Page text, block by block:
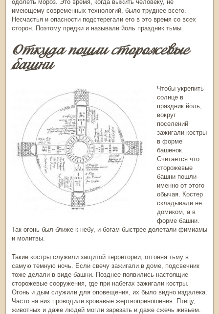
одолеть мороз. Это время, когда выжить человеку, не
имеющему современных технологий, было труднее всего.
Несчастья и опасности подстерегали его в это время со всех
сторон. Поэтому предки и называли йоль праздник тьмы.
Откуда пошли сторожевые
башни
Чтобы укрепить
солнце в
праздник йоль
вокруг
поселений
зажигали костры
в форме
башенок.
Считается что
сторожевые
башни пошли
именно от этого
обычая. Костер
складывали не
домиком, а в
форме башни.
Так огонь был ближе к небу, и богам быстрее долетали фимиамы
и молитвы.
Такие костры служили защитой территории, отгоняя тьму в
самую темную ночь. Если свечу зажигали в доме, подсвечник
тоже делали в виде башни. Позднее появились настоящие
сторожевые сооружения, где при набегах зажигали костры.
Огонь и дым служили для оповещения, их было видно издалека.
Часто на них проводили кровавые жертвоприношения. Птицу,
животных и даже людей могли зарезать и даже сжечь живьем.